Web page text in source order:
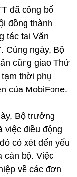
đã công bố
đồng thành
tác tại Văn
Cùng ngày, Bộ
cũng giao Thứ
thời phụ
của MobiFone.
Bộ trưởng
việc điều động
có xét đến yếu
cán bộ. Việc
về các đơn